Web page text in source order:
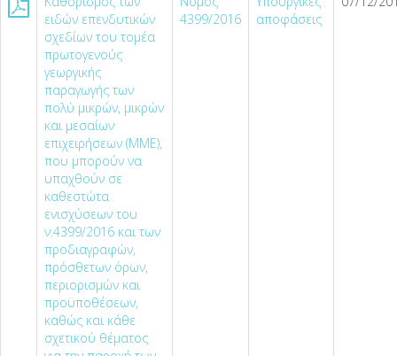
ειδών επενδυτικών
σχεδίων του τομέα
πρωτογενούς
γεωργικής
παραγωγής των
πολύ μικρών, μικρών
και μεσαίων
επιχειρήσεων (ΜΜΕ),
που μπορούν να
υπαχθούν σε
καθεστώτα
ενισχύσεων του
ν.4399/2016 και των
προδιαγραφών,
πρόσθετων όρων,
περιορισμών και
προϋποθέσεων,
καθώς και κάθε
σχετικού θέματος
4399/2016
αποφάσεις